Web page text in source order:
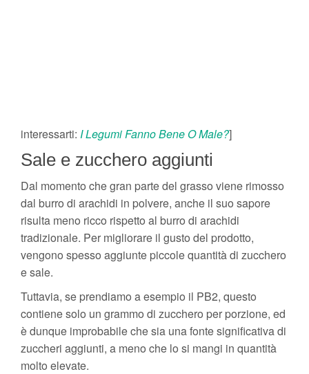
interessarti: I Legumi Fanno Bene O Male?]
Sale e zucchero aggiunti
Dal momento che gran parte del grasso viene rimosso
dal burro di arachidi in polvere, anche il suo sapore
risulta meno ricco rispetto al burro di arachidi
tradizionale. Per migliorare il gusto del prodotto,
vengono spesso aggiunte piccole quantità di zucchero
e sale.
Tuttavia, se prendiamo a esempio il PB2, questo
contiene solo un grammo di zucchero per porzione, ed
è dunque improbabile che sia una fonte significativa di
zuccheri aggiunti, a meno che lo si mangi in quantità
molto elevate.